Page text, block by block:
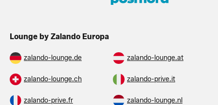
Lounge by Zalando Europa
zalando-lounge.de zalando-lounge.at
zalando-lounge.ch zalando-prive.it
zalando-prive.fr zalando-lounge.nl